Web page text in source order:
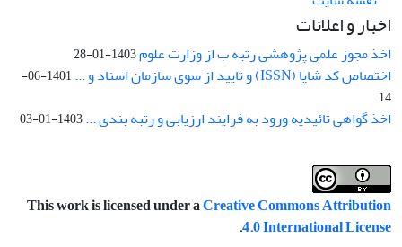
اخبار و اعلانات
اخذ مجوز علمی پژوهشی رتبه ب از وزارت علوم1403-01-28
اختصاص کد شاپا (ISSN) و تایید از سوی سازمان اسناد و ...
1401-06-
14
اخذ گواهی تائیدیه ورود به فرایند ارزیابی و رتبه بندی ...1403-01-03
This work is licensed under aCreative Commons Attribution
4.0 International License
.